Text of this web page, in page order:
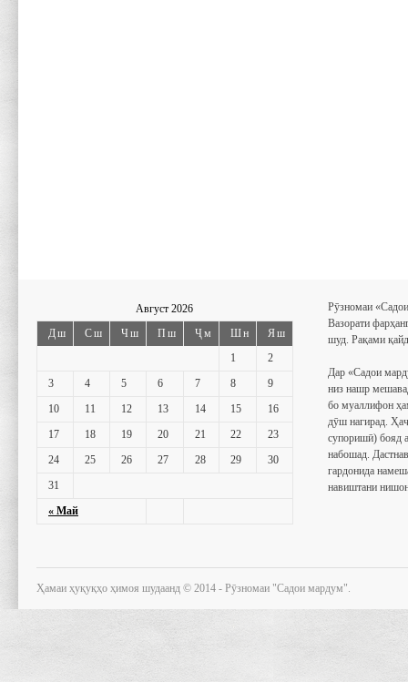
Август 2026
Дш
Сш Чш Пш Ҷм Шн Яш
« Май
1
2
3
4 5 6 7 8
9
10
11 12 13 14 15
16
17
18 19 20 21 22
23
24
25 26 27 28 29
30
31
Рӯзномаи
Вазорати
шуд. Рақами
Дар «Садои
низ нашр
бо муаллифон
дӯш нагирад.
супоришӣ) бояд
набошад.
гардонида
навиштани
Ҳамаи ҳуқуқҳо ҳимоя шудаанд © 2014 - Рӯзномаи "Садои мардум".